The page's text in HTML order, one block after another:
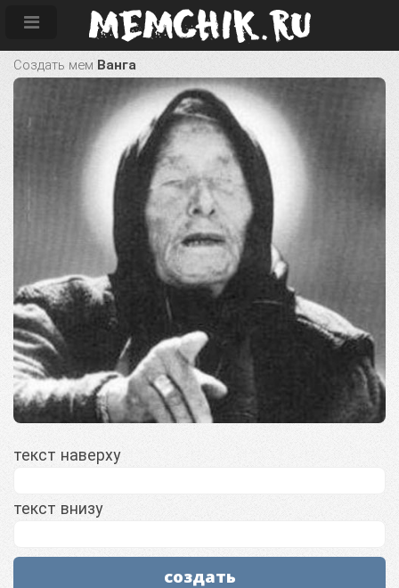
Создать мем Ванга
текст наверху
текст внизу